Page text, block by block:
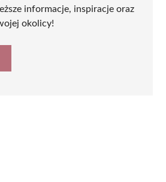
informacje, inspiracje oraz
okolicy!